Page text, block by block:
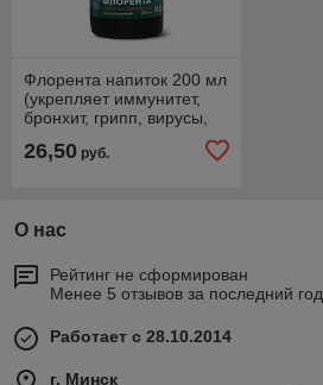
Флорента напиток 200 мл
(укрепляет иммунитет,
бронхит, грипп, вирусы,
простуда, отит)
26,50 руб.
О нас
Рейтинг не сформирован
Менее 5 отзывов за последний год
Работает с 28.10.2014
г. Минск